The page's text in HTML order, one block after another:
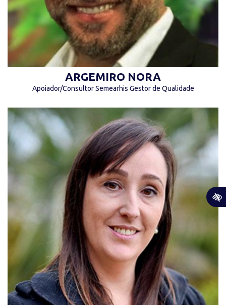
ARGEMIRO NORA
Apoiador/Consultor Semearhis Gestor de Qualidade
“A vida é uma estrada sem retorno. (...)”
(Tadashi Kadomoto)